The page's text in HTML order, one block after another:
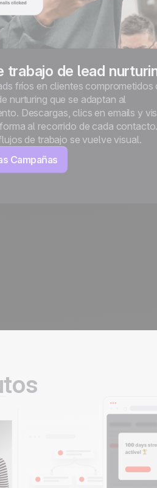
trabajo de lead
fríos en clientes comprometidos
nurturing que se adaptan al
Descargas, clics en emails y
al recorrido de cada
de trabajo se vuelve visual.
Campañas